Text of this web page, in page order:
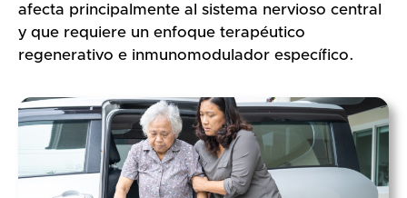
afecta principalmente al sistema nervioso central
y que requiere un enfoque terapéutico
regenerativo e inmunomodulador específico.